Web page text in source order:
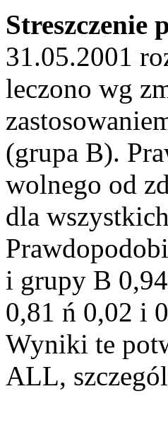
Streszczenie
31.05.2001
leczono wg
(grupa B).
wolnego od
dla
i grupy B
0,81 ń 0,02 i
Wyniki te
ALL,